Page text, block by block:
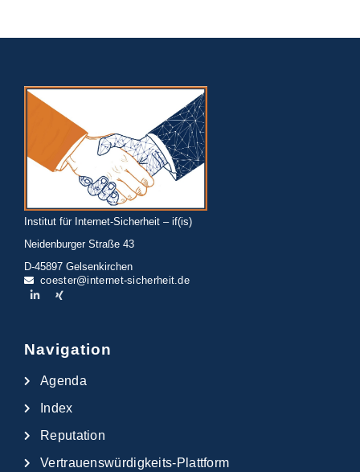
Institut für Internet-Sicherheit – if(is)
Neidenburger Straße 43
D-45897 Gelsenkirchen
coester@internet-sicherheit.de
Navigation
Agenda
Index
Reputation
Vertrauenswürdigkeits-Plattform